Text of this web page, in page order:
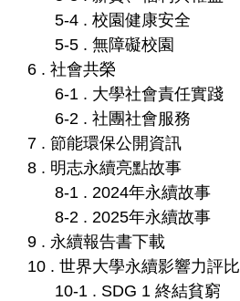
5-4 . 校園健康安全
5-5 . 無障礙校園
6 . 社會共榮
6-1 . 大學社會責任實踐
6-2 . 社團社會服務
7 . 節能環保公開資訊
8 . 明志永續亮點故事
8-1 . 2024年永續故事
8-2 . 2025年永續故事
9 . 永續報告書下載
10 . 世界大學永續影響力評比
10-1 . SDG 1 終結貧窮